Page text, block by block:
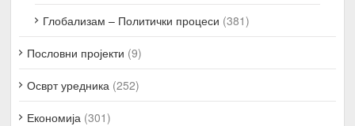
Глобализам – Политички процеси (381)
Пословни пројекти (9)
Осврт уредника (252)
Економија (301)